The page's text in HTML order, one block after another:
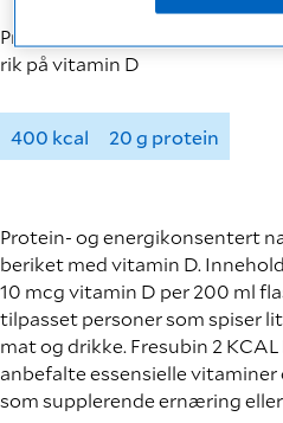
Proteinrik og
rik på vitamin D
400 kcal 20 g protein
Protein- og energikonsentert
beriket med vitamin D.
10 mcg vitamin D per 200 ml
tilpasset personer som spiser
mat og drikke. Fresubin 2
anbefalte essensielle vitaminer
som supplerende ernæring